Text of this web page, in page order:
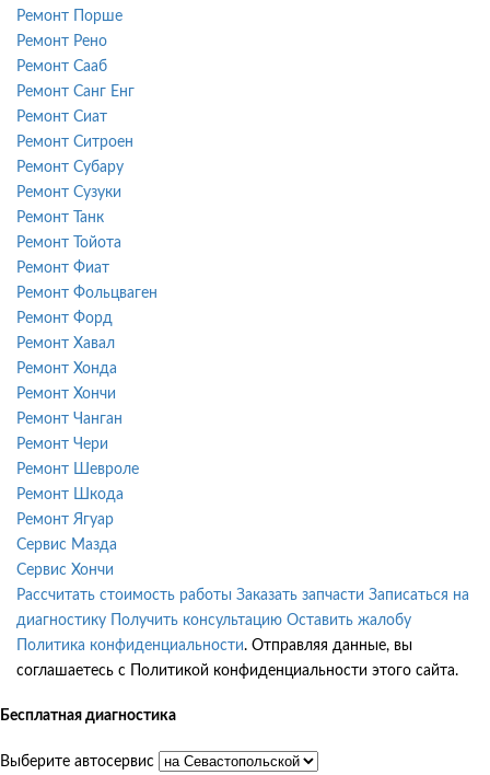
Ремонт Порше
Ремонт Рено
Ремонт Сааб
Ремонт Санг Енг
Ремонт Сиат
Ремонт Ситроен
Ремонт Субару
Ремонт Сузуки
Ремонт Танк
Ремонт Тойота
Ремонт Фиат
Ремонт Фольцваген
Ремонт Форд
Ремонт Хавал
Ремонт Хонда
Ремонт Хончи
Ремонт Чанган
Ремонт Чери
Ремонт Шевроле
Ремонт Шкода
Ремонт Ягуар
Сервис Мазда
Сервис Хончи
Рассчитать стоимость работы Заказать запчасти Записаться на
диагностику
Получить консультацию Оставить жалобу
Политика конфиденциальности. Отправляя данные, вы
соглашаетесь с Политикой конфиденциальности этого сайта.
Бесплатная диагностика
Выберите автосервис